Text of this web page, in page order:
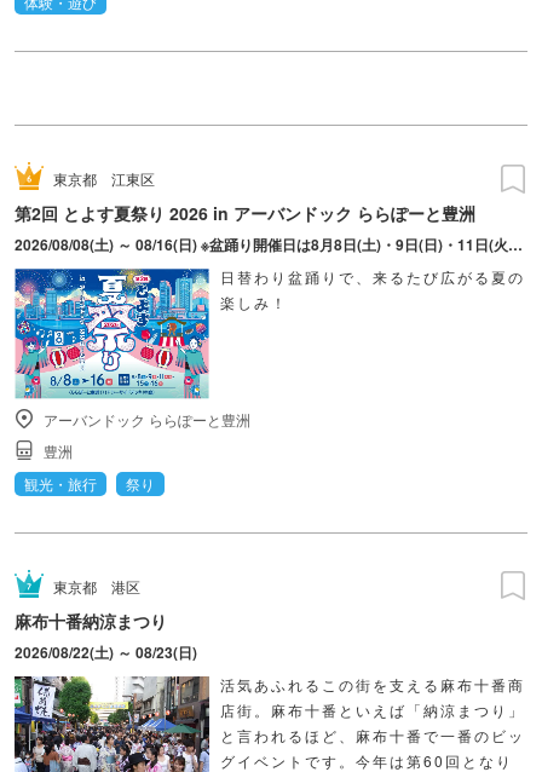
東京都 江東区
第2回 とよす夏祭り 2026 in アーバンドック ららぽーと豊洲
2026/08/08(土) ～ 08/16(日) ※盆踊り開催日は8月8日(土)・9日(日)・11日(火・祝)・15日(土)・16日(日)のみ。 ※縁日およびキッチンカーについては期間中の全日程営業予定。 ※開催コンテンツは日によって異なります。
日替わり盆踊りで、来るたび広がる夏の
楽しみ！
アーバンドック ららぽーと豊洲
豊洲
観光・旅行
祭り
東京都 港区
麻布十番納涼まつり
2026/08/22(土) ～ 08/23(日)
活気あふれるこの街を支える麻布十番商
店街。麻布十番といえば「納涼まつり」
と言われるほど、麻布十番で一番のビッ
グイベントです。今年は第60回となり